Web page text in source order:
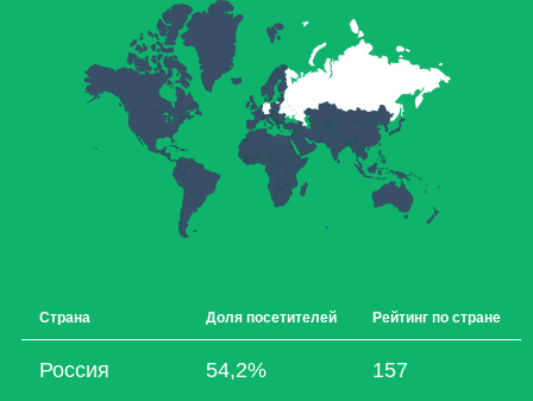
Страна Доля посетителей Рейтинг по стране
Россия 54,2% 157